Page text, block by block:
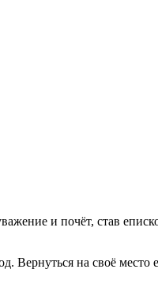
и почёт, став
Вернуться на своё место